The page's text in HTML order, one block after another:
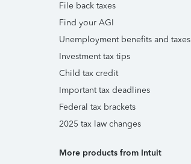
File back taxes
Find your AGI
Unemployment benefits and taxes
Investment tax tips
Child tax credit
Important tax deadlines
Federal tax brackets
2025 tax law changes
More products from Intuit